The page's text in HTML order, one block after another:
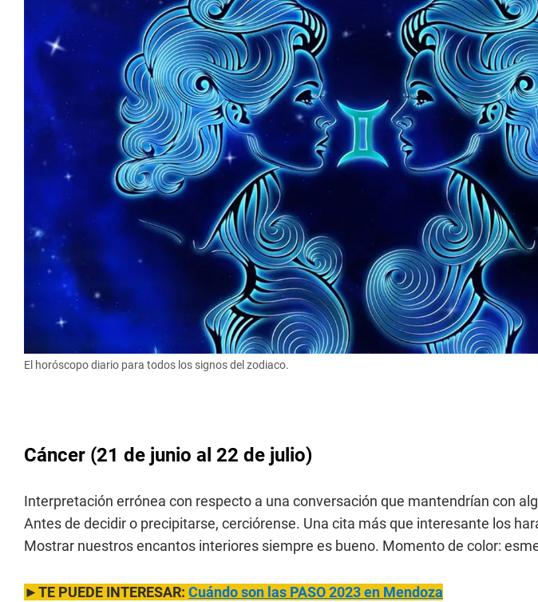
El horóscopo diario para todos los signos del zodiaco.
Cáncer (21 de junio al 22 de julio)
Interpretación errónea con respecto a una conversación que mantendrían con
Antes de decidir o precipitarse, cerciórense. Una cita más que interesante los
Mostrar nuestros encantos interiores siempre es bueno. Momento de color:
►TE PUEDE INTERESAR: Cuándo son las PASO 2023 en Mendoza